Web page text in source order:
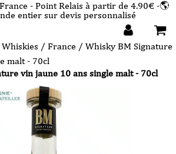
- Point Relais à partir de 4.90€ -🌎
entier sur devis personnalisé
Whiskies / France / Whisky BM Signature
malt - 70cl
vin jaune 10 ans single malt - 70cl